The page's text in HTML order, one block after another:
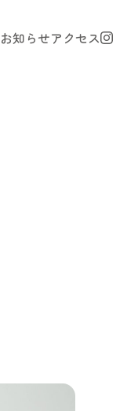
お知らせアクセス